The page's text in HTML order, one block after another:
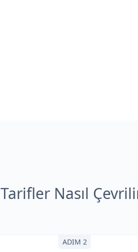
Tarifler Nasıl
ADIM 2